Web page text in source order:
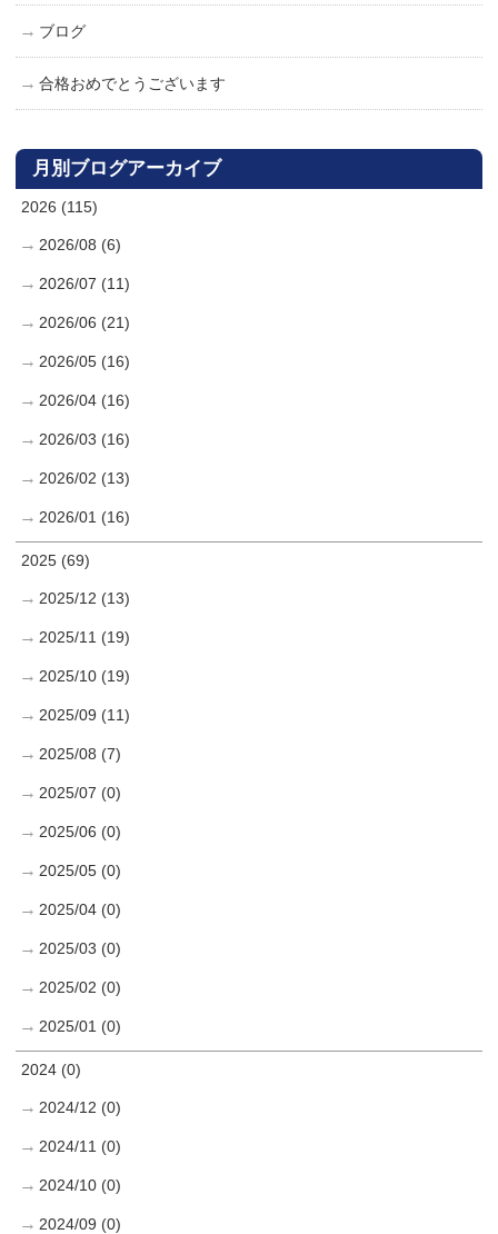
ブログ
合格おめでとうございます
月別ブログアーカイブ
2026 (115)
2026/08 (6)
2026/07 (11)
2026/06 (21)
2026/05 (16)
2026/04 (16)
2026/03 (16)
2026/02 (13)
2026/01 (16)
2025 (69)
2025/12 (13)
2025/11 (19)
2025/10 (19)
2025/09 (11)
2025/08 (7)
2025/07 (0)
2025/06 (0)
2025/05 (0)
2025/04 (0)
2025/03 (0)
2025/02 (0)
2025/01 (0)
2024 (0)
2024/12 (0)
2024/11 (0)
2024/10 (0)
2024/09 (0)